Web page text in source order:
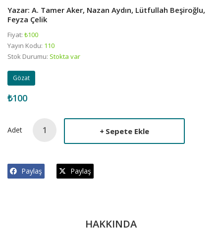
Yazar: A. Tamer Aker, Nazan Aydın, Lütfullah Beşiroğlu,
Feyza Çelik
Fiyat: ₺100
Yayın Kodu: 110
Stok Durumu: Stokta var
Gözat
₺100
Adet Sepete Ekle
Paylaş Paylaş
HAKKINDA